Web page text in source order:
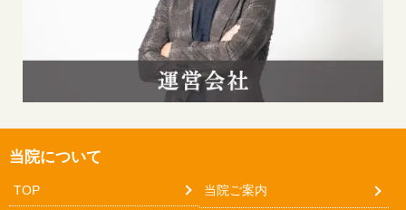
当院について
TOP 当院ご案内